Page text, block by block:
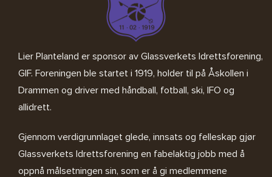
Lier Planteland er sponsor av Glassverkets Idrettsforening,
GIF. Foreningen ble startet i 1919, holder til på Åskollen i
Drammen og driver med håndball, fotball, ski, IFO og
allidrett.
Gjennom verdigrunnlaget glede, innsats og felleskap gjør
Glassverkets Idrettsforening en fabelaktig jobb med å
oppnå målsetningen sin, som er å gi medlemmene